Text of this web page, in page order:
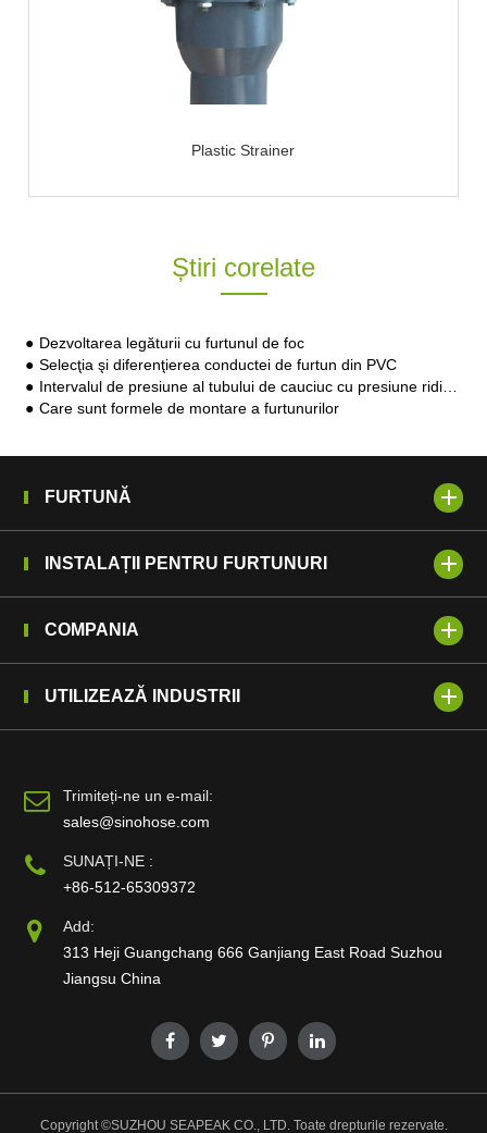
Plastic Strainer
Știri corelate
Dezvoltarea legăturii cu furtunul de foc
Selecţia şi diferenţierea conductei de furtun din PVC
Intervalul de presiune al tubului de cauciuc cu presiune ridicată
Care sunt formele de montare a furtunurilor
FURTUNĂ
INSTALAȚII PENTRU FURTUNURI
COMPANIA
UTILIZEAZĂ INDUSTRII
Trimiteți-ne un e-mail:
sales@sinohose.com
SUNAȚI-NE :
+86-512-65309372
Add:
313 Heji Guangchang 666 Ganjiang East Road Suzhou
Jiangsu China
Copyright ©SUZHOU SEAPEAK CO., LTD.Toate drepturile rezervate.